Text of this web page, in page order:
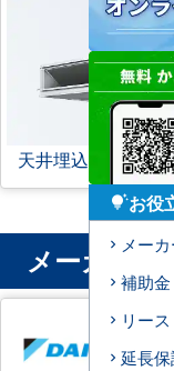
天井埋込ダクト形
メーカー
tips_and_updatesお役
メー
補助金
リース
延長